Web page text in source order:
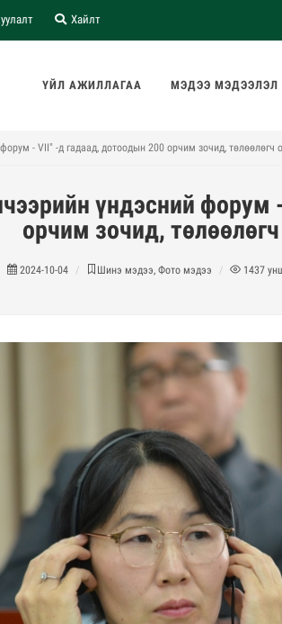
Хайлт
ҮЙЛ АЖИЛЛАГАА МЭДЭЭ МЭДЭЭЛЭЛ
- VII" -д гадаад, дотоодын 200 орчим зочид, төлөөлөгч
үндэсний
орчим зочид,
2024-10-04 Шинэ мэдээ, Фото мэдээ 1437